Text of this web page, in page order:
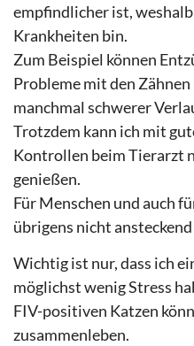
empfindlicher ist,
Krankheiten bin.
Zum Beispiel können
Probleme mit den
manchmal schwerer
Trotzdem kann ich mit
Kontrollen beim Tierarzt
genießen.
Für Menschen und auch
übrigens nicht ansteckend
Wichtig ist nur, dass ich
möglichst wenig Stress
FIV-positiven Katzen
zusammenleben.